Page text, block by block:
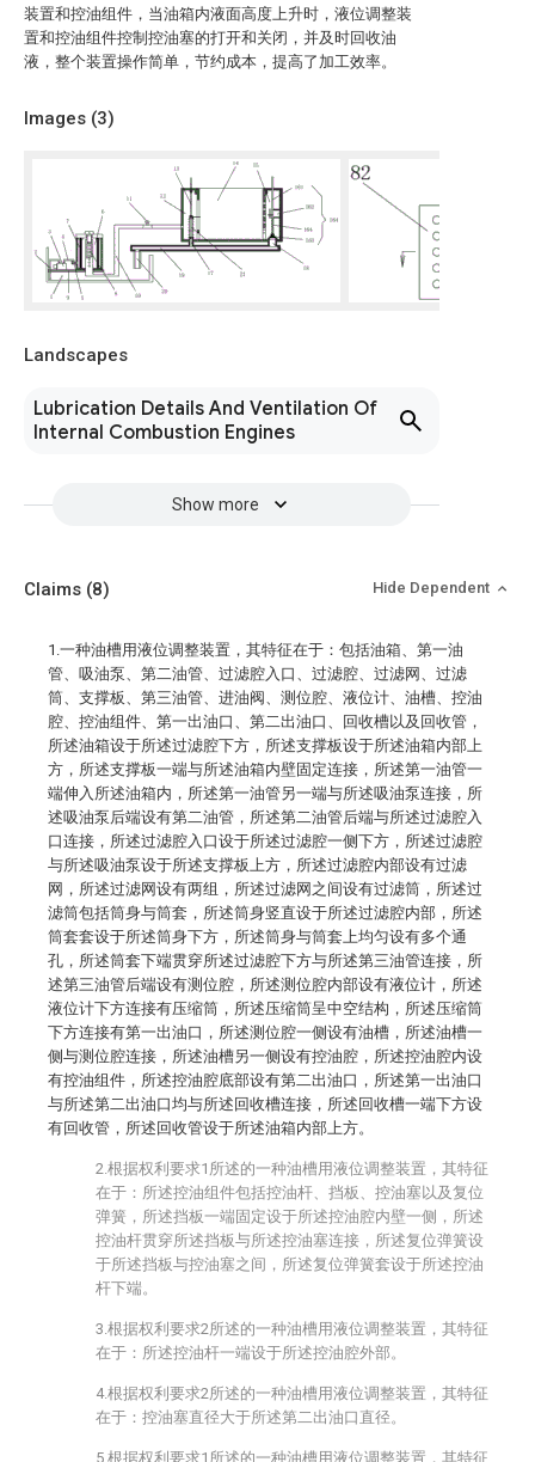
装置和控油组件，当油箱内液面高度上升时，液位调整装
置和控油组件控制控油塞的打开和关闭，并及时回收油
液，整个装置操作简单，节约成本，提高了加工效率。
Images (3)
Landscapes
Lubrication Details And Ventilation Of
Internal Combustion Engines
Show more
Claims (8) Hide Dependent
1.一种油槽用液位调整装置，其特征在于：包括油箱、第一油
管、吸油泵、第二油管、过滤腔入口、过滤腔、过滤网、过滤
筒、支撑板、第三油管、进油阀、测位腔、液位计、油槽、控油
腔、控油组件、第一出油口、第二出油口、回收槽以及回收管，
所述油箱设于所述过滤腔下方，所述支撑板设于所述油箱内部上
方，所述支撑板一端与所述油箱内壁固定连接，所述第一油管一
端伸入所述油箱内，所述第一油管另一端与所述吸油泵连接，所
述吸油泵后端设有第二油管，所述第二油管后端与所述过滤腔入
口连接，所述过滤腔入口设于所述过滤腔一侧下方，所述过滤腔
与所述吸油泵设于所述支撑板上方，所述过滤腔内部设有过滤
网，所述过滤网设有两组，所述过滤网之间设有过滤筒，所述过
滤筒包括筒身与筒套，所述筒身竖直设于所述过滤腔内部，所述
筒套套设于所述筒身下方，所述筒身与筒套上均匀设有多个通
孔，所述筒套下端贯穿所述过滤腔下方与所述第三油管连接，所
述第三油管后端设有测位腔，所述测位腔内部设有液位计，所述
液位计下方连接有压缩筒，所述压缩筒呈中空结构，所述压缩筒
下方连接有第一出油口，所述测位腔一侧设有油槽，所述油槽一
侧与测位腔连接，所述油槽另一侧设有控油腔，所述控油腔内设
有控油组件，所述控油腔底部设有第二出油口，所述第一出油口
与所述第二出油口均与所述回收槽连接，所述回收槽一端下方设
有回收管，所述回收管设于所述油箱内部上方。
2.根据权利要求1所述的一种油槽用液位调整装置，其特征
在于：所述控油组件包括控油杆、挡板、控油塞以及复位
弹簧，所述挡板一端固定设于所述控油腔内壁一侧，所述
控油杆贯穿所述挡板与所述控油塞连接，所述复位弹簧设
于所述挡板与控油塞之间，所述复位弹簧套设于所述控油
杆下端。
3.根据权利要求2所述的一种油槽用液位调整装置，其特征
在于：所述控油杆一端设于所述控油腔外部。
4.根据权利要求2所述的一种油槽用液位调整装置，其特征
在于：控油塞直径大于所述第二出油口直径。
5.根据权利要求1所述的一种油槽用液位调整装置，其特征